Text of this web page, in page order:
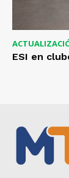
ESI en